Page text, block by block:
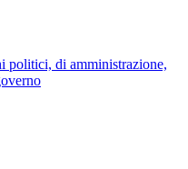
politici, di amministrazione,